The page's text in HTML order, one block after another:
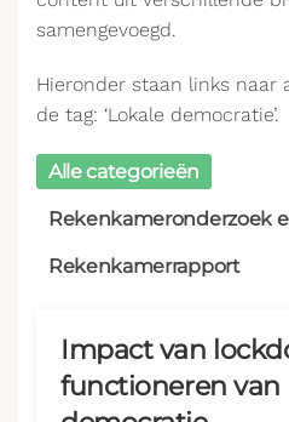
samengevoegd.
Hieronder staan links naar
de tag: ‘Lokale democratie’.
Alle categorieën
Rekenkameronderzoek
Rekenkamerrapport
Impact van
functioneren van